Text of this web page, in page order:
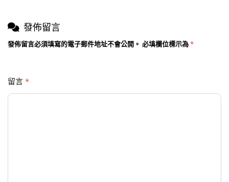
發佈留言
發佈留言必須填寫的電子郵件地址不會公開。 必填欄位標示為*
留言 *